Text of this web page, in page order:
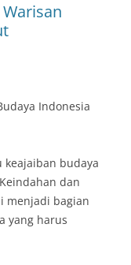
Indonesia
keajaiban budaya
dan
menjadi bagian
yang harus